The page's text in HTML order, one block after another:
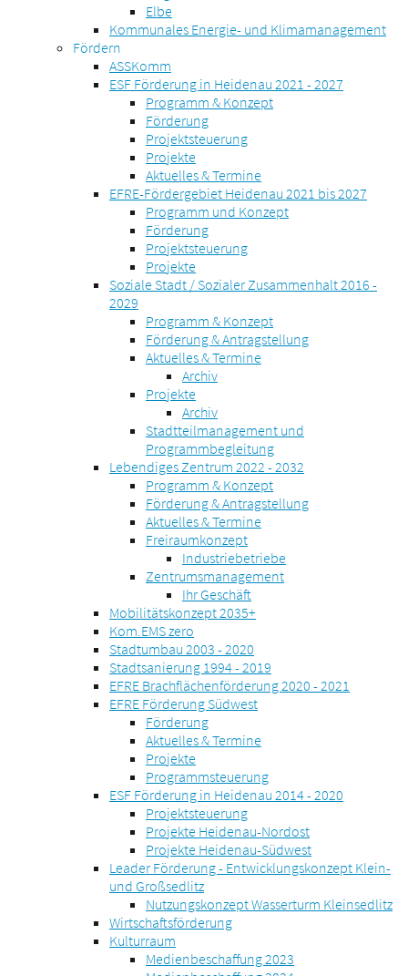
Elbe
Kommunales Energie- und Klimamanagement
Fördern
ASSKomm
ESF Förderung in Heidenau 2021 - 2027
Programm & Konzept
Förderung
Projektsteuerung
Projekte
Aktuelles & Termine
EFRE-Fördergebiet Heidenau 2021 bis 2027
Programm und Konzept
Förderung
Projektsteuerung
Projekte
Soziale Stadt / Sozialer Zusammenhalt 2016 -
2029
Programm & Konzept
Förderung & Antragstellung
Aktuelles & Termine
Archiv
Projekte
Archiv
Stadtteilmanagement und
Programmbegleitung
Lebendiges Zentrum 2022 - 2032
Programm & Konzept
Förderung & Antragstellung
Aktuelles & Termine
Freiraumkonzept
Industriebetriebe
Zentrumsmanagement
Ihr Geschäft
Mobilitätskonzept 2035+
Kom.EMS zero
Stadtumbau 2003 - 2020
Stadtsanierung 1994 - 2019
EFRE Brachflächenförderung 2020 - 2021
EFRE Förderung Südwest
Förderung
Aktuelles & Termine
Projekte
Programmsteuerung
ESF Förderung in Heidenau 2014 - 2020
Projektsteuerung
Projekte Heidenau-Nordost
Projekte Heidenau-Südwest
Leader Förderung - Entwicklungskonzept Klein-
und Großsedlitz
Nutzungskonzept Wasserturm Kleinsedlitz
Wirtschaftsförderung
Kulturraum
Medienbeschaffung 2023